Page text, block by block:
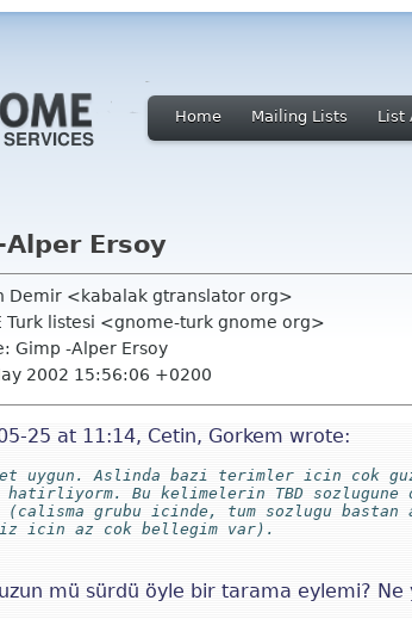
Home Mailing Lists List
Alper Ersoy
Demir <kabalak gtranslator org>
Turk listesi <gnome-turk gnome org>
Gimp -Alper Ersoy
2002 15:56:06 +0200
25 at 11:14, Cetin, Gorkem wrote:
uygun. Aslinda bazi terimler icin cok
hatirliyorm. Bu kelimelerin TBD sozlugune
grubu icinde, tum sozlugu bastan
icin az cok bellegim var).
mü sürdü öyle bir tarama eylemi?